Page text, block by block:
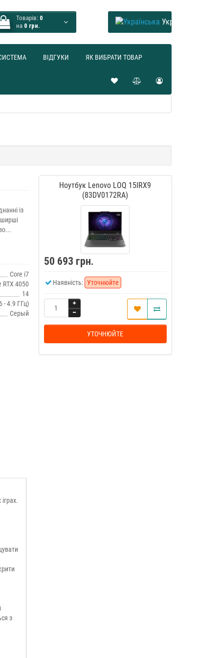
Товарів: 0
на 0 грн. Українська
ВІДГУКИ ЯК ВИБРАТИ ТОВАР
із
Core i7
RTX 4050
14
- 4.9 ГГц)
Серый
Ноутбук Lenovo LOQ 15IRX9
(83DV0172RA)
50 693 грн.
Наявність: Уточнюйте
УТОЧНЮЙТЕ
з